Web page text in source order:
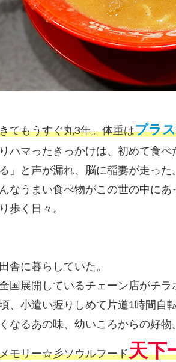
てもうすぐ丸3年。体重はプラ
ハマったきっかけは、初めて食べ
」と声が漏れ、脳に稲妻が走った。
なうまい食べ物がこの世の中にあ
歩く日々。
舎に暮らしていた。
国展開しているチェーン店がチラ
、小遣い握りしめて片道1時間自
なるあの味、幼いころからの好物。
モリー☆彡ソウルフード天下